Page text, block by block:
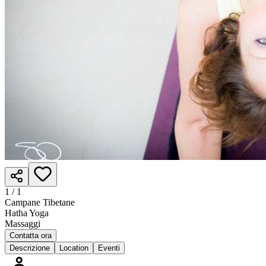
1 / 1
Campane Tibetane
Hatha Yoga
Massaggi
Contatta ora
Descrizione
Location Eventi